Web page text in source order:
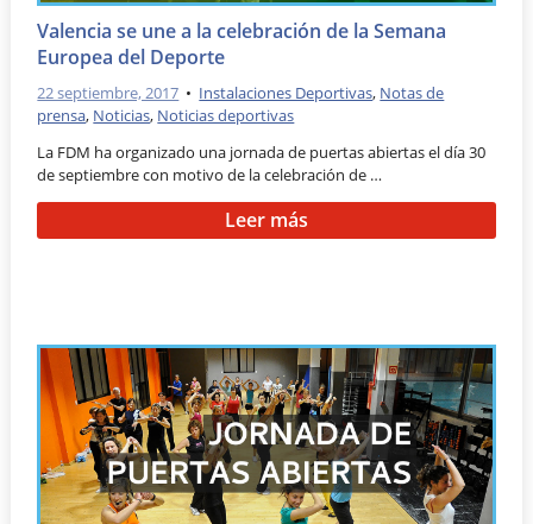
Valencia se une a la celebración de la Semana
Europea del Deporte
22 septiembre, 2017 • Instalaciones Deportivas, Notas de
prensa, Noticias, Noticias deportivas
La FDM ha organizado una jornada de puertas abiertas el día 30
de septiembre con motivo de la celebración de …
Leer más